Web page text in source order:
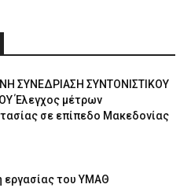
ΣΥΝΕΔΡΙΑΣΗ ΣΥΝΤΟΝΙΣΤΙΚΟΥ
Έλεγχος μέτρων
σε επίπεδο Μακεδονίας
εργασίας του ΥΜΑΘ